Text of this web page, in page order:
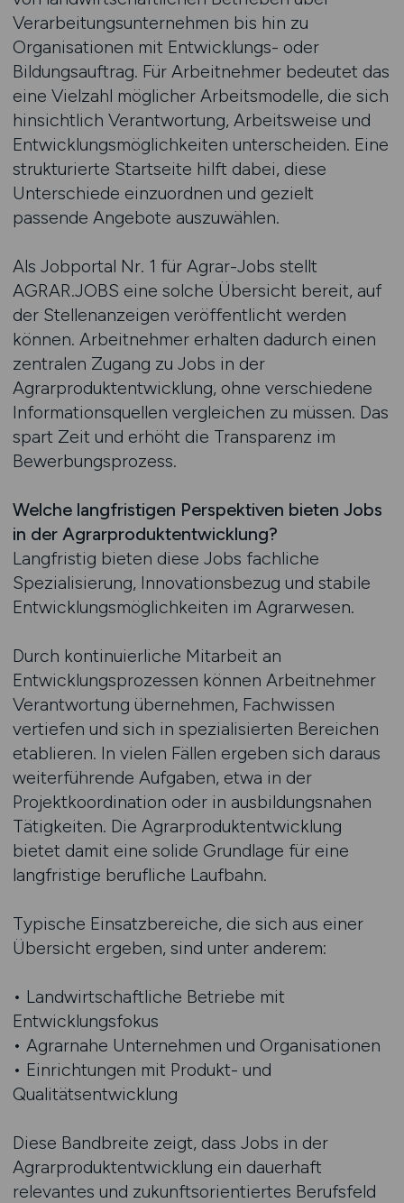
Verarbeitungsunternehmen bis hin zu
Organisationen mit Entwicklungs- oder
Bildungsauftrag. Für Arbeitnehmer bedeutet das
eine Vielzahl möglicher Arbeitsmodelle, die sich
hinsichtlich Verantwortung, Arbeitsweise und
Entwicklungsmöglichkeiten unterscheiden. Eine
strukturierte Startseite hilft dabei, diese
Unterschiede einzuordnen und gezielt
passende Angebote auszuwählen.
Als Jobportal Nr. 1 für Agrar-Jobs stellt
AGRAR.JOBS eine solche Übersicht bereit, auf
der Stellenanzeigen veröffentlicht werden
können. Arbeitnehmer erhalten dadurch einen
zentralen Zugang zu Jobs in der
Agrarproduktentwicklung, ohne verschiedene
Informationsquellen vergleichen zu müssen. Das
spart Zeit und erhöht die Transparenz im
Bewerbungsprozess.
Welche langfristigen Perspektiven bieten Jobs
in der Agrarproduktentwicklung?
Langfristig bieten diese Jobs fachliche
Spezialisierung, Innovationsbezug und stabile
Entwicklungsmöglichkeiten im Agrarwesen.
Durch kontinuierliche Mitarbeit an
Entwicklungsprozessen können Arbeitnehmer
Verantwortung übernehmen, Fachwissen
vertiefen und sich in spezialisierten Bereichen
etablieren. In vielen Fällen ergeben sich daraus
weiterführende Aufgaben, etwa in der
Projektkoordination oder in ausbildungsnahen
Tätigkeiten. Die Agrarproduktentwicklung
bietet damit eine solide Grundlage für eine
langfristige berufliche Laufbahn.
Typische Einsatzbereiche, die sich aus einer
Übersicht ergeben, sind unter anderem:
• Landwirtschaftliche Betriebe mit
Entwicklungsfokus
• Agrarnahe Unternehmen und Organisationen
• Einrichtungen mit Produkt- und
Qualitätsentwicklung
Diese Bandbreite zeigt, dass Jobs in der
Agrarproduktentwicklung ein dauerhaft
relevantes und zukunftsorientiertes Berufsfeld